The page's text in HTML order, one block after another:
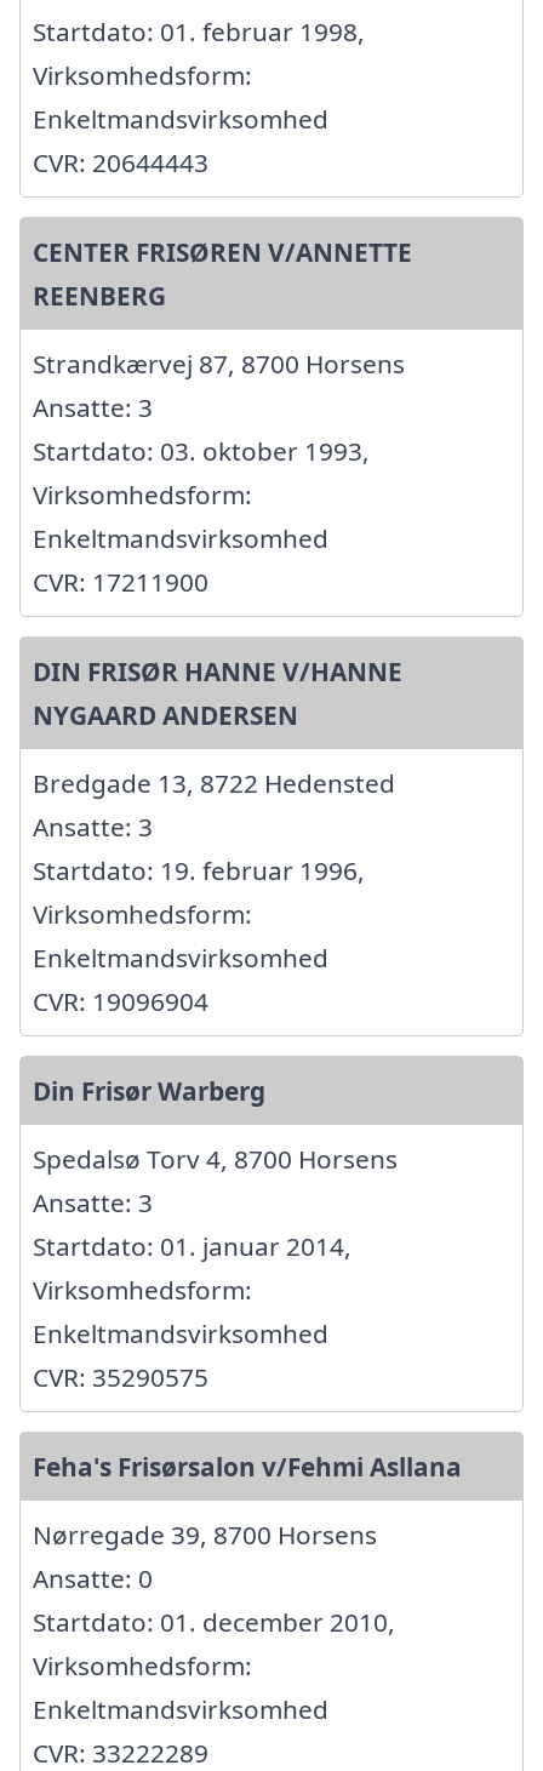
Startdato: 01. februar 1998,
Virksomhedsform:
Enkeltmandsvirksomhed
CVR: 20644443
CENTER FRISØREN V/ANNETTE
REENBERG
Strandkærvej 87, 8700 Horsens
Ansatte: 3
Startdato: 03. oktober 1993,
Virksomhedsform:
Enkeltmandsvirksomhed
CVR: 17211900
DIN FRISØR HANNE V/HANNE
NYGAARD ANDERSEN
Bredgade 13, 8722 Hedensted
Ansatte: 3
Startdato: 19. februar 1996,
Virksomhedsform:
Enkeltmandsvirksomhed
CVR: 19096904
Din Frisør Warberg
Spedalsø Torv 4, 8700 Horsens
Ansatte: 3
Startdato: 01. januar 2014,
Virksomhedsform:
Enkeltmandsvirksomhed
CVR: 35290575
Feha's Frisørsalon v/Fehmi Asllana
Nørregade 39, 8700 Horsens
Ansatte: 0
Startdato: 01. december 2010,
Virksomhedsform:
Enkeltmandsvirksomhed
CVR: 33222289